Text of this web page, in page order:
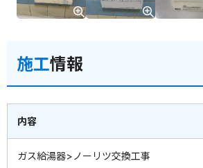
施工情報
内容
ガス給湯器>ノーリツ交換工事